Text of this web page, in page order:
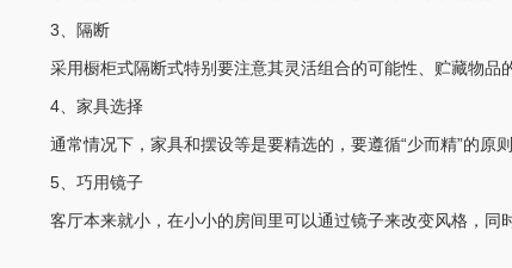
3、隔断
采用橱柜式隔断式特别要注意其灵活组合的可能性、贮藏物品
4、家具选择
通常情况下，家具和摆设等是要精选的，要遵循“少而精”的原
5、巧用镜子
客厅本来就小，在小小的房间里可以通过镜子来改变风格，同时